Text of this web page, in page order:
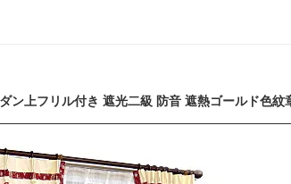
ン上フリル付き 遮光二級 防音 遮熱ゴールド色紋